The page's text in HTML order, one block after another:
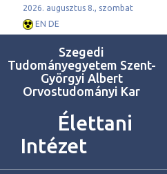
2026. augusztus 8., szombat
EN DE
Szegedi
Tudományegyetem Szent-
Györgyi Albert
Orvostudományi Kar
Élettani
Intézet